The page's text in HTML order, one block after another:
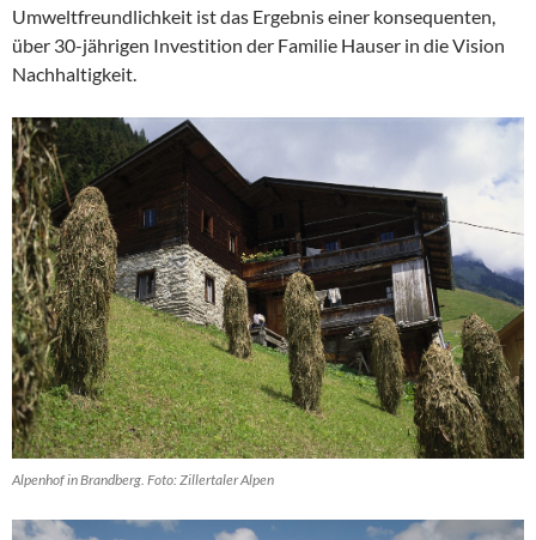
Umweltfreundlichkeit ist das Ergebnis einer konsequenten,
über 30-jährigen Investition der Familie Hauser in die Vision
Nachhaltigkeit.
Alpenhof in Brandberg. Foto: Zillertaler Alpen